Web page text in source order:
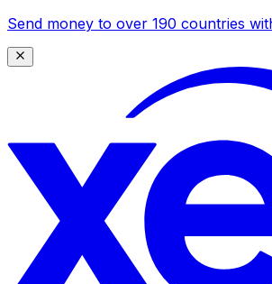
Send money to over 190 countries